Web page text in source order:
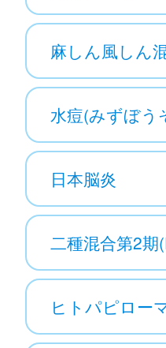
麻しん風しん
水痘(みずぼう
日本脳炎
二種混合第2期
ヒトパピロー